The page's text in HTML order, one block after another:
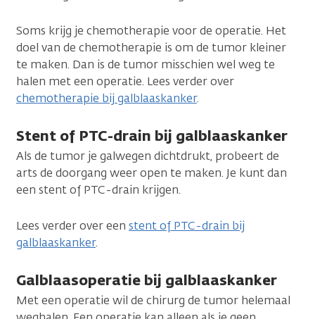
Soms krijg je chemotherapie voor de operatie. Het
doel van de chemotherapie is om de tumor kleiner
te maken. Dan is de tumor misschien wel weg te
halen met een operatie. Lees verder over
chemotherapie bij galblaaskanker.
Stent of PTC-drain bij galblaaskanker
Als de tumor je galwegen dichtdrukt, probeert de
arts de doorgang weer open te maken. Je kunt dan
een stent of PTC-drain krijgen.
Lees verder over een stent of PTC-drain bij
galblaaskanker.
Galblaasoperatie bij galblaaskanker
Met een operatie wil de chirurg de tumor helemaal